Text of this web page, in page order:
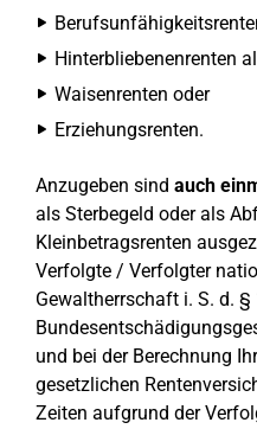
Hinterbliebenenrenten
Waisenrenten oder
Erziehungsrenten.
Anzugeben sind auch
als Sterbegeld oder als
Kleinbetragsrenten
Verfolgte / Verfolgter
Gewaltherrschaft i. S. d. §
und bei der Berechnung
gesetzlichen
Zeiten aufgrund der